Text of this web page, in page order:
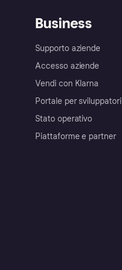
Business
Supporto aziende
Accesso aziende
Vendi con Klarna
Portale per sviluppatori
Stato operativo
Piattaforme e partner